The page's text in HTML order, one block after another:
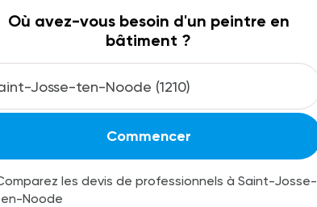
Où avez-vous besoin d'un peintre en
bâtiment ?
Commencer
les devis de professionnels à Saint-Josse-
Noode